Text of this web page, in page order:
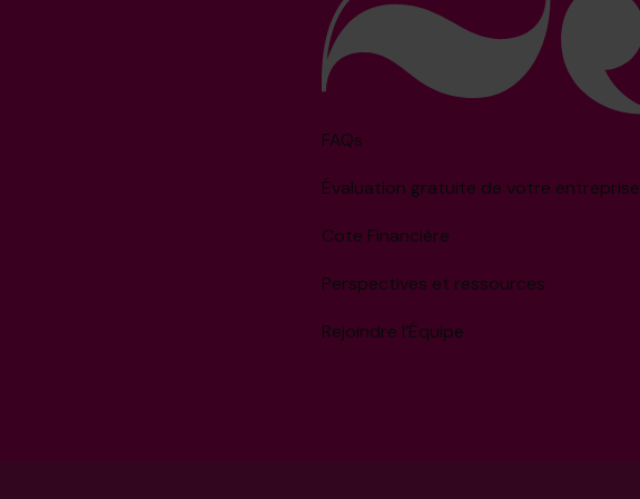
FAQs
Évaluation gratuite de votre entreprise
Cote Financière
Perspectives et ressources
Rejoindre l’Équipe